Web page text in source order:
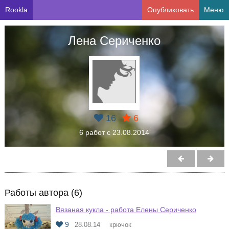
Rookla Опубликовать Меню
Лена Сериченко
16 6
6 работ с 23.08.2014
Работы автора (6)
Вязаная кукла - работа Елены Сериченко
9
28.08.14 крючок